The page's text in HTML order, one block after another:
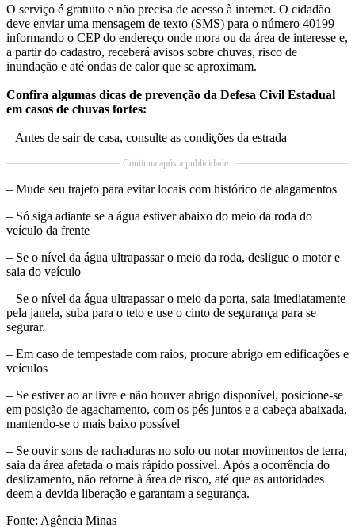
O serviço é gratuito e não precisa de acesso à internet. O cidadão
deve enviar uma mensagem de texto (SMS) para o número 40199
informando o CEP do endereço onde mora ou da área de interesse e,
a partir do cadastro, receberá avisos sobre chuvas, risco de
inundação e até ondas de calor que se aproximam.
Confira algumas dicas de prevenção da Defesa Civil Estadual
em casos de chuvas fortes:
– Antes de sair de casa, consulte as condições da estrada
Continua após a publicidade..
– Mude seu trajeto para evitar locais com histórico de alagamentos
– Só siga adiante se a água estiver abaixo do meio da roda do
veículo da frente
– Se o nível da água ultrapassar o meio da roda, desligue o motor e
saia do veículo
– Se o nível da água ultrapassar o meio da porta, saia imediatamente
pela janela, suba para o teto e use o cinto de segurança para se
segurar.
– Em caso de tempestade com raios, procure abrigo em edificações e
veículos
– Se estiver ao ar livre e não houver abrigo disponível, posicione-se
em posição de agachamento, com os pés juntos e a cabeça abaixada,
mantendo-se o mais baixo possível
– Se ouvir sons de rachaduras no solo ou notar movimentos de terra,
saia da área afetada o mais rápido possível. Após a ocorrência do
deslizamento, não retorne à área de risco, até que as autoridades
deem a devida liberação e garantam a segurança.
Fonte: Agência Minas